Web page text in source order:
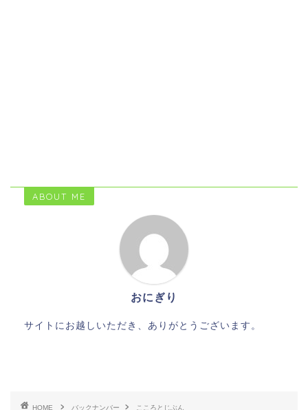
ABOUT ME
おにぎり
サイトにお越しいただき、ありがとうございます。
HOME バックナンバー
こころとじぶん